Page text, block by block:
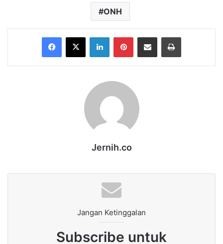
ONH
Facebook
X LinkedInPinterestShare via Email Print
Jernih.co
Jangan Ketinggalan
Subscribe untuk